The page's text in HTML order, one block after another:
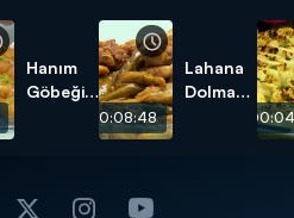
Hanım
Göbeği
00:08:48
Lahana
Dolması